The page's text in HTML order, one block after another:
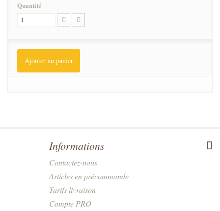
Quantité
Ajouter au panier
Informations
Contactez-nous
Articles en précommande
Tarifs livraison
Compte PRO